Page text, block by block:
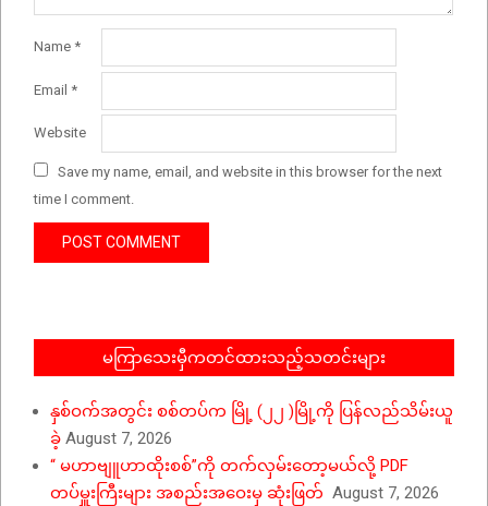
Name *
Email *
Website
Save my name, email, and website in this browser for the next
time I comment.
မကြာသေးမှီကတင်ထားသည့်သတင်းများ
နှစ်ဝက်အတွင်း စစ်တပ်က မြို့ (၂၂ )မြို့ကို ပြန်လည်သိမ်းယူ
ခဲ့ August 7, 2026
“ မဟာဗျူဟာထိုးစစ်”ကို တက်လှမ်းတော့မယ်လို့ PDF
တပ်မှူးကြီးများ အစည်းအဝေးမှ ဆုံးဖြတ် August 7, 2026